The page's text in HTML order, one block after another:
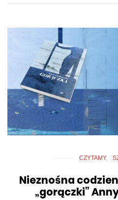
CZYTAMY
Nieznośna
„gorączki”